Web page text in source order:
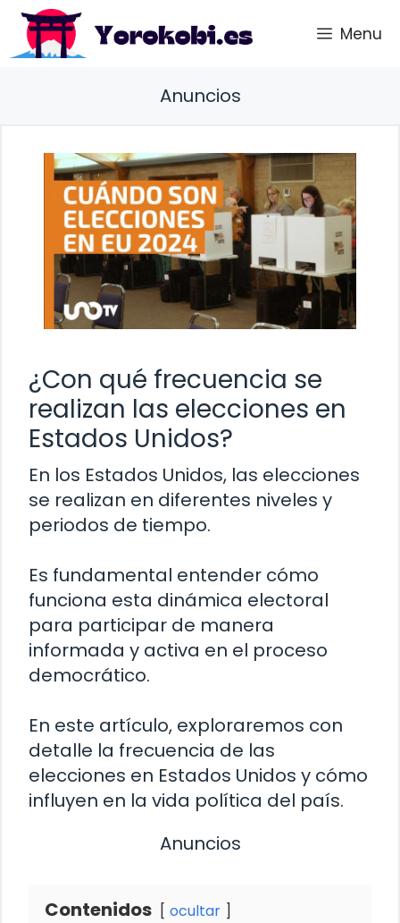
Saltar
contenido
Menu
Anuncios
¿Con qué frecuencia se
realizan las elecciones en
Estados Unidos?
En los Estados Unidos, las elecciones
se realizan en diferentes niveles y
periodos de tiempo.
Es fundamental entender cómo
funciona esta dinámica electoral
para participar de manera
informada y activa en el proceso
democrático.
En este artículo, exploraremos con
detalle la frecuencia de las
elecciones en Estados Unidos y cómo
influyen en la vida política del país.
Anuncios
Contenidos ocultar